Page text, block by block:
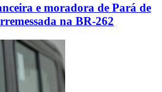
e moradora de Pará de
na BR-262